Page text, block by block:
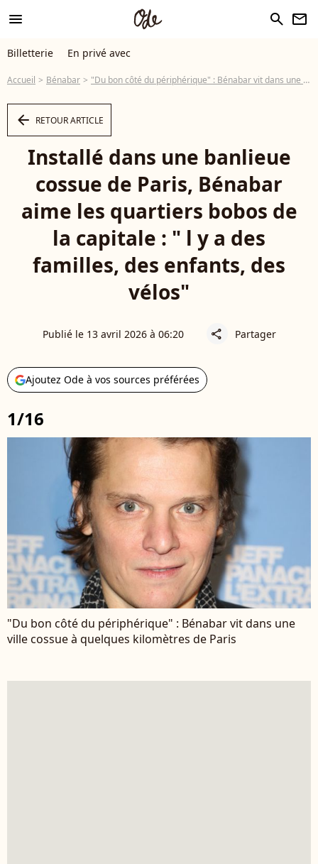
menu search newsletter
Billetterie En privé avec
Accueil Bénabar "Du bon côté du périphérique" : Bénabar vit dans une ville cossue à quelques kilomètres de Paris
arrow_left RETOUR ARTICLE
Installé dans une banlieue
cossue de Paris, Bénabar
aime les quartiers bobos de
la capitale : " l y a des
familles, des enfants, des
vélos"
Publié le 13 avril 2026 à 06:20 share Partager
Ajoutez Ode à vos sources préférées
1/16
"Du bon côté du périphérique" : Bénabar vit dans une
ville cossue à quelques kilomètres de Paris